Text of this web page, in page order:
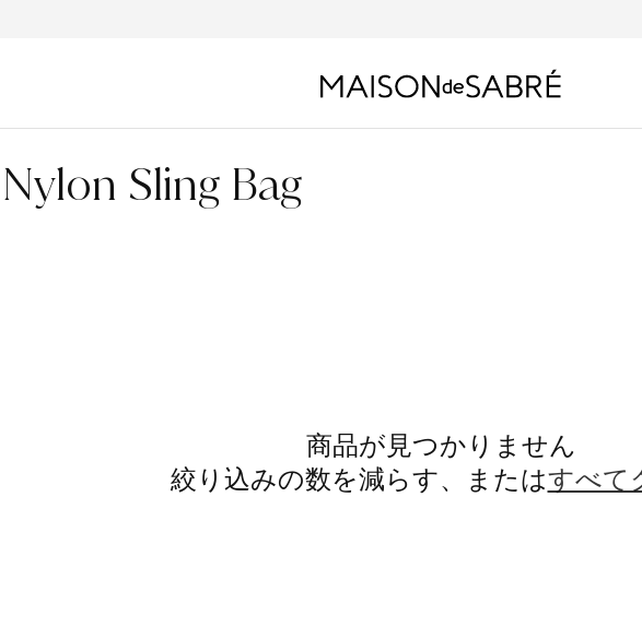
Sling Bag
商品が見つかりません
絞り込みの数を減らす、またはすべて
ご登録後、初回限定
VIPイベントへのご招待